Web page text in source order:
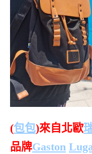
(包包)來自北歐
品牌Gaston